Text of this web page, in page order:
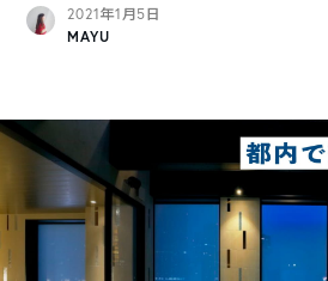
2021年1月5日
MAYU